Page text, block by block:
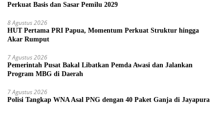
Perkuat Basis dan Sasar Pemilu 2029
8 Agustus 2026
HUT Pertama PRI Papua, Momentum Perkuat Struktur hingga
Akar Rumput
7 Agustus 2026
Pemerintah Pusat Bakal Libatkan Pemda Awasi dan Jalankan
Program MBG di Daerah
7 Agustus 2026
Polisi Tangkap WNA Asal PNG dengan 40 Paket Ganja di Jayapura